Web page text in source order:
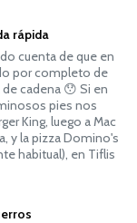
rápida
cuenta de que en
por completo de
cadena 😯 Si en
pies nos
King, luego a Mac
y la pizza Domino's
habitual), en Tiflis